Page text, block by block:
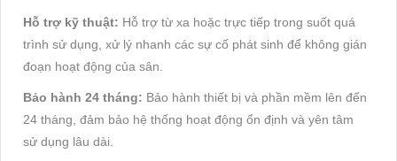
Hỗ trợ kỹ thuật: Hỗ trợ từ xa hoặc trực tiếp trong suốt quá
trình sử dụng, xử lý nhanh các sự cố phát sinh để không gián
đoạn hoạt động của sân.
Bảo hành 24 tháng: Bảo hành thiết bị và phần mềm lên đến
24 tháng, đảm bảo hệ thống hoạt động ổn định và yên tâm
sử dụng lâu dài.